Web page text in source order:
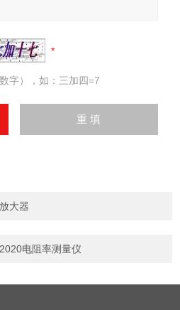
字），如：三加四=7
大器
电阻率测量仪